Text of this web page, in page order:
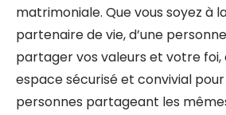
matrimoniale. Que vous soyez à
partenaire de vie, d’une
partager vos valeurs et votre foi,
espace sécurisé et convivial
personnes partageant les